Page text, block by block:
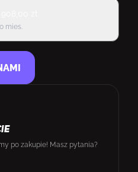
mies.
po zakupie! Masz pytania?